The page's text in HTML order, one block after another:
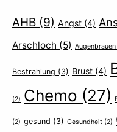
AHB (9) Angst (4)
Arschloch (5) Augenbrauen
Bestrahlung (3) Brust (4)
(2) Chemo (27)
(2) gesund (3) Gesundheit (2)